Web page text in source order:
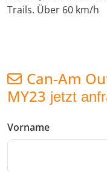
Trails. Über 60 km/h
Can-Am
MY23 jetzt
Vorname